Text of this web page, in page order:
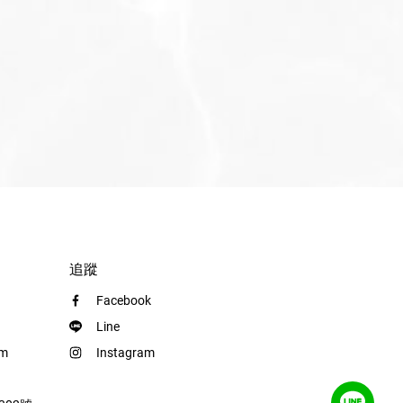
追蹤
Facebook
Line
Instagram